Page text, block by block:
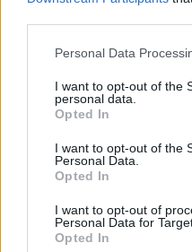
Personal Data
I want to opt-out of the
personal data.
Opted In
I want to opt-out of the
Personal Data.
Opted In
I want to opt-out of
Personal Data for
Opted In
estiva di Fabio Rovazzi “La
prosegue on line e con
CREDITS
Agenzia: Wunderman
Casa di produzione: Alto
Editing: XLR8.
Post Produzione 3D: EDI